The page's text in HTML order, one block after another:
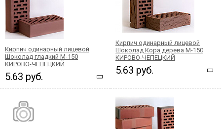
Кирпич одинарный лицевой
Шоколад гладкий М-150
КИРОВО-ЧЕПЕЦКИЙ
5.63 руб.
Кирпич одинарный лицевой
Шоколад Кора дерева М-150
КИРОВО-ЧЕПЕЦКИЙ
5.63 руб.